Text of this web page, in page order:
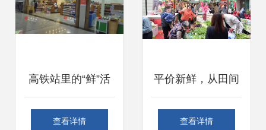
高铁站里的“鲜”活
力 探访凯辉便利店
查看详情
平价新鲜，从田间
到餐桌——茂名电
查看详情